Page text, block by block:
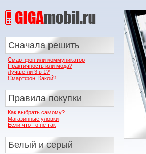
Сначала решить
Смартфон или коммуникатор
Практичность или мода?
Лучше ли 3 в 1?
Смартфон. Какой?
Правила покупки
Как выбрать самому?
Магазинные уловки
Если что-то не так
Белый и серый